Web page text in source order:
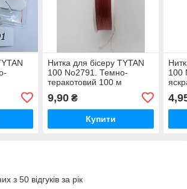
Нитка для бісеру TYTAN
100 No2791. Темно-
теракотовий 100 м
9,90₴
Купити
100
з 50 відгуків за рік